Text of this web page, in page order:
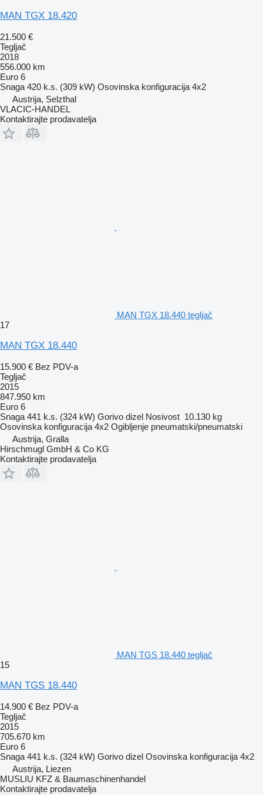
MAN TGX 18.420
21.500 €
Tegljač
2018
556.000 km
Euro 6
Snaga 420 k.s. (309 kW) Osovinska konfiguracija 4x2
Austrija, Selzthal
VLACIC-HANDEL
Kontaktirajte prodavatelja
MAN TGX 18.440 tegljač
17
MAN TGX 18.440
15.900 € Bez PDV-a
Tegljač
2015
847.950 km
Euro 6
Snaga 441 k.s. (324 kW) Gorivo dizel Nosivost 10.130 kg
Osovinska konfiguracija 4x2 Ogibljenje pneumatski/pneumatski
Austrija, Gralla
Hirschmugl GmbH & Co KG
Kontaktirajte prodavatelja
MAN TGS 18.440 tegljač
15
MAN TGS 18.440
14.900 € Bez PDV-a
Tegljač
2015
705.670 km
Euro 6
Snaga 441 k.s. (324 kW) Gorivo dizel Osovinska konfiguracija 4x2
Austrija, Liezen
MUSLIU KFZ & Baumaschinenhandel
Kontaktirajte prodavatelja